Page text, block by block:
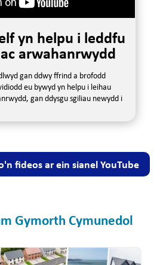
yn helpu i leddfu
arwahanrwydd
gan ddwy ffrind a brofodd
eu bywyd yn helpu i leihau
gan ddysgu sgiliau newydd i
fideos ar ein sianel YouTube
Gymorth Cymunedol